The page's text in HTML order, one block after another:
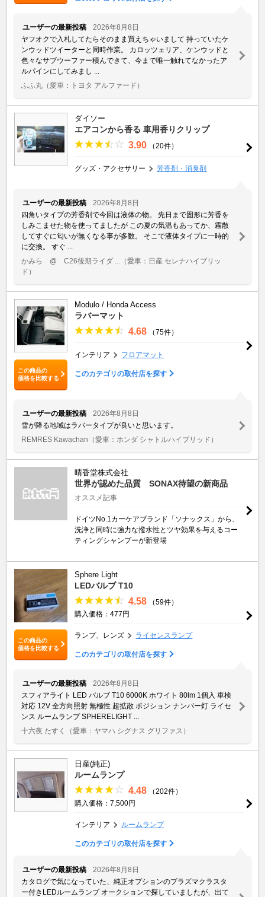
ユーザーの最新投稿
2026年8月8日
ヤフオクで入札してたらそのまま買えちゃいまして 持っていたケ
ンウッドツイーターと同時作業。 カロッツェリア、ケンウッドと
色々なサブウーファー積んできて、今まで唯一触れてなかったア
ルパインにしてみまし ...
ふふ丸 （愛車：トヨタ アルファード）
ダイソー
エアコンから香る 車用香りクリップ
3.90 （20件）
グッズ・アクセサリー 芳香剤・消臭剤
ユーザーの最新投稿
2026年8月8日
四角いタイプの芳香剤で今回は液体の物。 先日まで固形に芳香を
しみこませた物を使ってましたが この夏の気温もあってか、霧散
してすぐに匂いが無くなる事が多数。 そこで液体タイプに一時的
に交換。 すぐ ...
かみら @ C26後期ライダ ...
（愛車：日産 セレナハイブリッ
ド）
この商品の
価格を比較する
Modulo / Honda Access
ラバーマット
4.68 （75件）
インテリア フロアマット
このカテゴリの取付店を探す
ユーザーの最新投稿
2026年8月8日
雪が降る地域はラバータイプが良いと思います。
REMRES Kawachan （愛車：ホンダ シャトルハイブリッド）
晴香堂株式会社
世界が認めた品質 SONAX待望の新商品
オススメ記事
ドイツNo.1カーケアブランド「ソナックス」から、
洗浄と同時に強力な撥水性とツヤ効果を与えるコー
ティングシャンプーが新登場
この商品の
価格を比較する
Sphere Light
LEDバルブ T10
4.58
（59件）
購入価格：477円
ランプ、レンズ ライセンスランプ
このカテゴリの取付店を探す
ユーザーの最新投稿
2026年8月8日
スフィアライト LED バルブ T10 6000K ホワイト 80lm 1個入 車検
対応 12V 全方向照射 無極性 超拡散 ポジション ナンバー灯 ライセ
ンス ルームランプ SPHERELIGHT ...
十六夜 たすく
（愛車：ヤマハ シグナス グリファス）
日産(純正)
ルームランプ
4.48
（202件）
購入価格：7,500円
インテリア ルームランプ
このカテゴリの取付店を探す
ユーザーの最新投稿
2026年8月8日
カタログで気になっていた、純正オプションのプラズマクラスタ
ー付きLEDルームランプ オークションで探していましたが、出て